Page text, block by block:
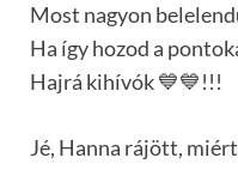
Most nagyon
Ha így hozod a
Hajrá kihívók 💙💙!!!
Jé, Hanna rájött,